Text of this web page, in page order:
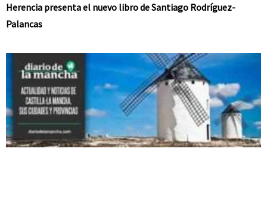
Herencia presenta el nuevo libro de Santiago Rodríguez-
Palancas